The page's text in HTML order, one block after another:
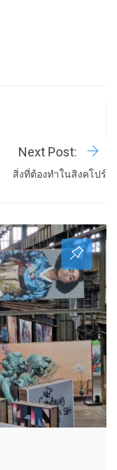
Next Post:
สิ่งที่ต้องทำในสิงคโปร์